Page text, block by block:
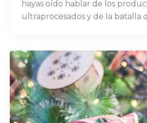
hayas oído hablar de los
ultraprocesados y de la batalla